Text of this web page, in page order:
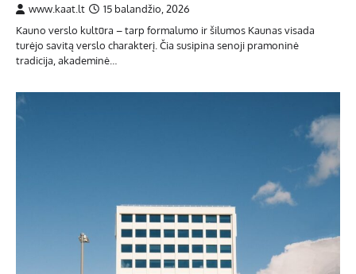
www.kaat.lt
15 balandžio, 2026
Kauno verslo kultūra – tarp formalumo ir šilumos Kaunas visada
turėjo savitą verslo charakterį. Čia susipina senoji pramoninė
tradicija, akademinė…